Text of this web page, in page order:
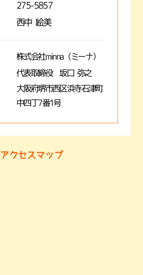
275-5857
西中 絵美
株式会社minna（ミーナ）
代表取締役 坂口 弥之
大阪府堺市西区浜寺石津町
中四丁7番1号
アクセスマップ